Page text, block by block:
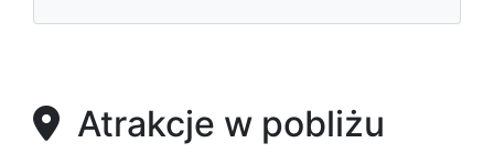
Atrakcje w pobliżu